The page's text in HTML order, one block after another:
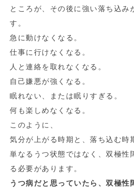
ところが、その後に強い落ち込み
す。
急に動けなくなる。
仕事に行けなくなる。
人と連絡を取れなくなる。
自己嫌悪が強くなる。
眠れない、または眠りすぎる。
何も楽しめなくなる。
このように、
気分が上がる時期と、落ち込む時
単なるうつ状態ではなく、双極性
る必要があります。
うつ病だと思っていたら、双極性